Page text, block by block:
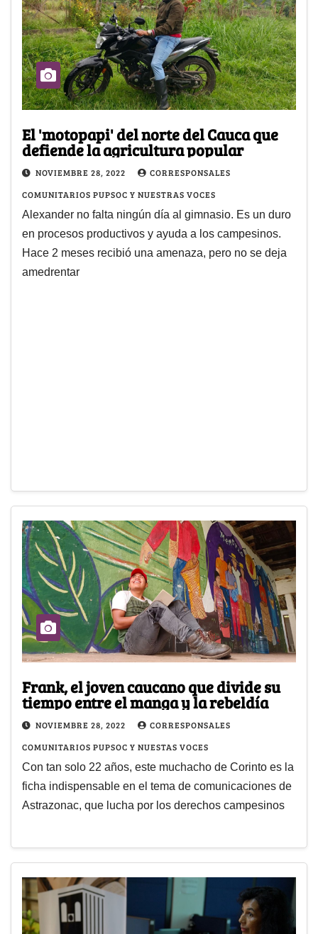
El 'motopapi' del norte del Cauca que
defiende la agricultura popular
NOVIEMBRE 28, 2022
CORRESPONSALES
COMUNITARIOS PUPSOC Y NUESTRAS VOCES
Alexander no falta ningún día al gimnasio. Es un duro
en procesos productivos y ayuda a los campesinos.
Hace 2 meses recibió una amenaza, pero no se deja
amedrentar
Frank, el joven caucano que divide su
tiempo entre el manga y la rebeldía
NOVIEMBRE 28, 2022
CORRESPONSALES
COMUNITARIOS PUPSOC Y NUESTAS VOCES
Con tan solo 22 años, este muchacho de Corinto es la
ficha indispensable en el tema de comunicaciones de
Astrazonac, que lucha por los derechos campesinos